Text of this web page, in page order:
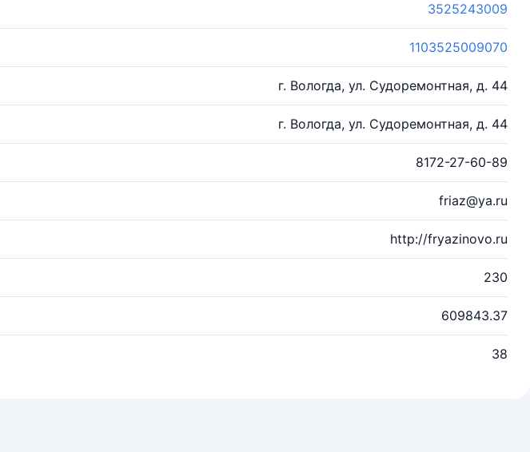
3525243009
1103525009070
г. Вологда, ул. Судоремонтная, д. 44
г. Вологда, ул. Судоремонтная, д. 44
8172-27-60-89
friaz@ya.ru
http://fryazinovo.ru
230
609843.37
38